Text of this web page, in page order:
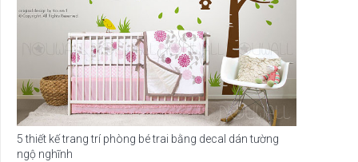
5 thiết kế trang trí phòng bé trai bằng decal dán tường
ngộ nghĩnh